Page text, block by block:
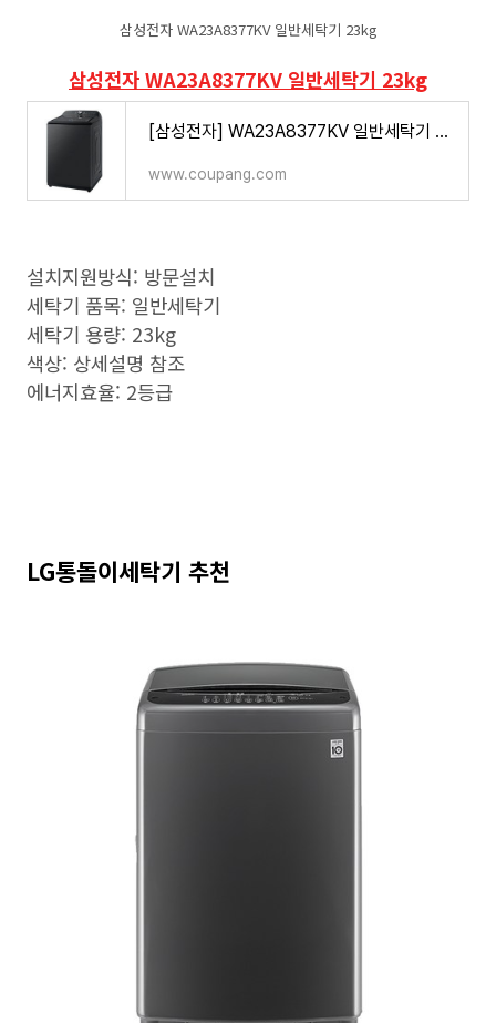
삼성전자 WA23A8377KV 일반세탁기 23kg
삼성전자 WA23A8377KV 일반세탁기 23kg
[삼성전자] WA23A8377KV 일반세탁기 23kg
www.coupang.com
설치지원방식: 방문설치
세탁기 품목: 일반세탁기
세탁기 용량: 23kg
색상: 상세설명 참조
에너지효율: 2등급
LG통돌이세탁기 추천